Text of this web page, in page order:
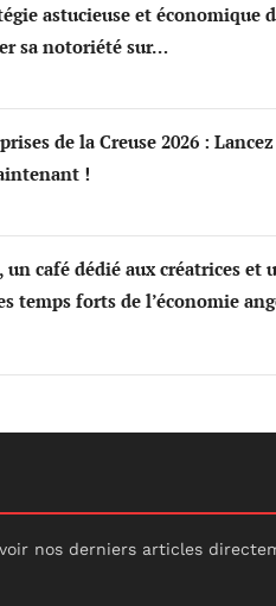
astucieuse et économique
sa notoriété sur…
de la Creuse 2026 :
!
un café dédié aux créatrices et
temps forts de l’économie
nos derniers articles